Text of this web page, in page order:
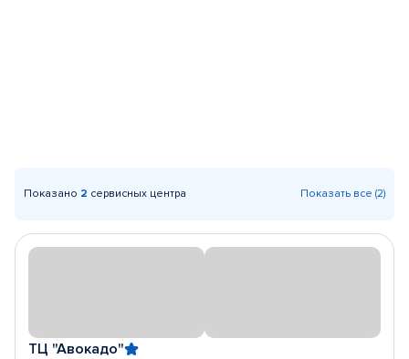
Показано 2 сервисных центра Показать все (2)
ТЦ "Авокадо"